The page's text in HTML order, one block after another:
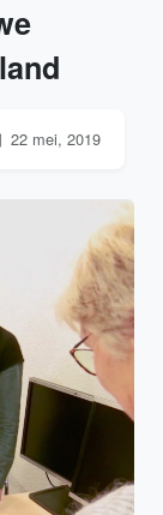
22 mei, 2019